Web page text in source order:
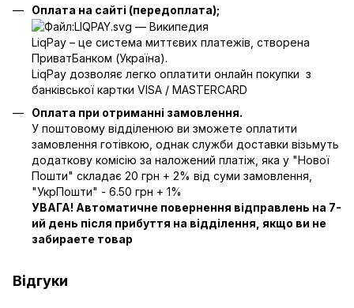
Оплата на сайті (передоплата);
LiqPay – це система миттєвих платежів, створена
ПриватБанком (Україна).
LiqPay дозволяє легко оплатити онлайн покупки з
банківської картки VISA / MASTERCARD
Оплата при отриманні замовлення.
У поштовому відділенюю ви зможете оплатити
замовлення готівкою, однак служби доставки візьмуть
додаткову комісію за наложений платіж, яка у "Нової
Пошти" складає 20 грн + 2% від суми замовлення,
"УкрПошти" - 6.50 грн + 1%
УВАГА! Автоматичне повернення відправлень на 7-
ий день після прибуття на відділення, якщо ви не
забираете товар
Відгуки